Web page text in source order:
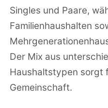
Singles und Paare,
Familienhaushalten
Der Mix aus
Haushaltstypen sorgt
Gemeinschaft.